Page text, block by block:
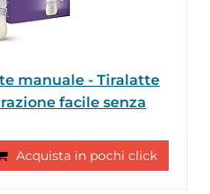
manuale - Tiralatte
facile senza
Acquista in pochi click